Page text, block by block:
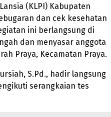
(KLPI) Kabupaten
dan cek kesehatan
ini berlangsung di
dan menyasar anggota
Praya, Kecamatan Praya.
S.Pd., hadir langsung
serangkaian tes